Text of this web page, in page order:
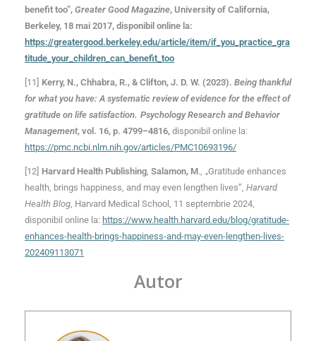
benefit too”, Greater Good Magazine, University of California,
Berkeley, 18 mai 2017, disponibil online la:
https://greatergood.berkeley.edu/article/item/if_you_practice_gra
titude_your_children_can_benefit_too
[11] Kerry, N., Chhabra, R., & Clifton, J. D. W. (2023). Being thankful
for what you have: A systematic review of evidence for the effect of
gratitude on life satisfaction. Psychology Research and Behavior
Management, vol. 16, p. 4799–4816, disponibil online la:
https://pmc.ncbi.nlm.nih.gov/artic es/PMC10693196/
[12] Harvard Health Publishing Salamon, M., „Gratitude enhances
health, brings happiness, and may even lengthen lives”, Harvard
Health Blog , Harvard Medical School, 11 septembrie 2024,
disponibil online la: https://www.health.harvard.edu/blog/gratitude-
enhances-health-brings-happiness-and-may-even-lengthen-lives-
202409113071
Autor